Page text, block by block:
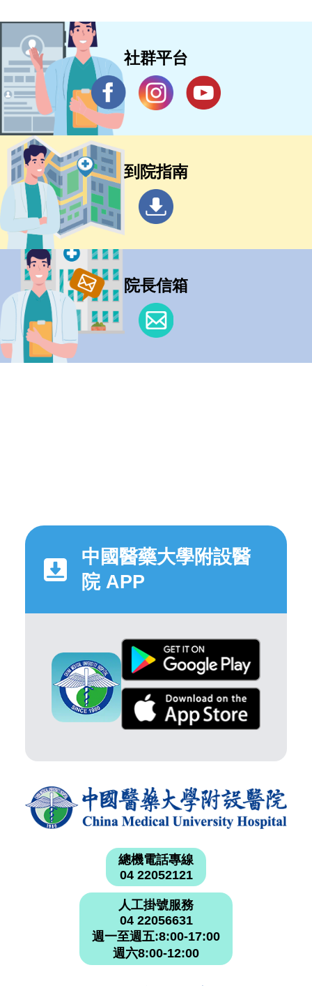
社群平台
到院指南
院長信箱
中國醫藥大學附設醫
院 APP
總機電話專線
04 22052121
人工掛號服務
04 22056631
週一至週五:8:00-17:00
週六8:00-12:00